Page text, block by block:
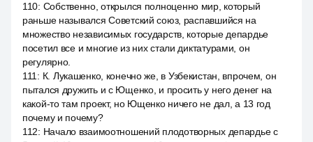
110: Собственно, открылся полноценно мир, который
раньше назывался Советский союз, распавшийся на
множество независимых государств, которые депардье
посетил все и многие из них стали диктатурами, он
регулярно.
111 : К. Лукашенко, конечно же, в Узбекистан, впрочем, он
пытался дружить и с Ющенко, и просить у него денег на
какой-то там проект, но Ющенко ничего не дал, а 13 год
почему и почему?
112: Начало взаимоотношений плодотворных депардье с